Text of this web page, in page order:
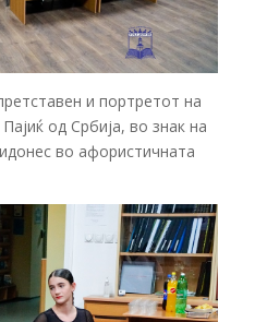
и портретот на
од Србија, во знак на
во афористичната